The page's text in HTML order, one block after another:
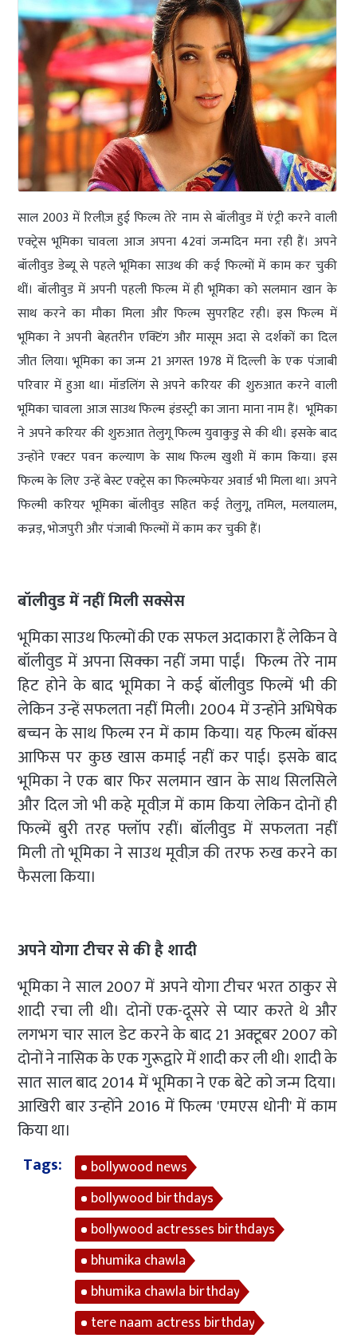
साल 2003 में रिलीज़ हुई फिल्म तेरे नाम से बॉलीवुड में एंट्री करने वाली
एक्ट्रेस भूमिका चावला आज अपना 42वां जन्मदिन मना रही हैं। अपने
बॉलीवुड डेब्यू से पहले भूमिका साउथ की कई फिल्मों में काम कर चुकी
थीं। बॉलीवुड में अपनी पहली फिल्म में ही भूमिका को सलमान खान के
साथ करने का मौका मिला और फिल्म सुपरहिट रही। इस फिल्म में
भूमिका ने अपनी बेहतरीन एक्टिंग और मासूम अदा से दर्शकों का दिल
जीत लिया। भूमिका का जन्म 21 अगस्त 1978 में दिल्ली के एक पंजाबी
परिवार में हुआ था। मॉडलिंग से अपने करियर की शुरुआत करने वाली
भूमिका चावला आज साउथ फिल्म इंडस्ट्री का जाना माना नाम हैं। भूमिका
ने अपने करियर की शुरुआत तेलुगू फिल्म युवाकुडु से की थी। इसके बाद
उन्होंने एक्टर पवन कल्याण के साथ फिल्म खुशी में काम क‍िया। इस
फिल्म के लिए उन्हें बेस्ट एक्ट्रेस का फिल्मफेयर अवार्ड भी मिला था। अपने
फिल्मी करियर भूमिका बॉलीवुड सहित कई तेलुगू, तमिल, मलयालम,
कन्नड़, भोजपुरी और पंजाबी फिल्मों में काम कर चुकी हैं।
बॉलीवुड में नहीं मिली सक्सेस
भूमिका साउथ फिल्मों की एक सफल अदाकारा हैं लेकिन वे
बॉलीवुड में अपना सिक्का नहीं जमा पाईं। फिल्म तेरे नाम
हिट होने के बाद भूमिका ने कई बॉलीवुड फिल्में भी की
लेकिन उन्हें सफलता नहीं मिली। 2004 में उन्होंने अभिषेक
बच्चन के साथ फिल्म रन में काम किया। यह फिल्म बॉक्स
आफिस पर कुछ खास कमाई नहीं कर पाई। इसके बाद
भूमिका ने एक बार फिर सलमान खान के साथ सिलसिले
और दिल जो भी कहे मूवीज़ में काम किया लेकिन दोनों ही
फिल्में बुरी तरह फ्लॉप रहीं। बॉलीवुड में सफलता नहीं
मिली तो भूमिका ने साउथ मूवीज़ की तरफ रुख करने का
फैसला किया।
अपने योगा टीचर से की है शादी
भूमिका ने साल 2007 में अपने योगा टीचर भरत ठाकुर से
शादी रचा ली थी। दोनों एक-दूसरे से प्यार करते थे और
लगभग चार साल डेट करने के बाद 21 अक्टूबर 2007 को
दोनों ने नासिक के एक गुरूद्वारे में शादी कर ली थी। शादी के
सात साल बाद 2014 में भूमिका ने एक बेटे को जन्म दिया।
आखिरी बार उन्होंने 2016 में फिल्म 'एमएस धोनी' में काम
किया था।
Tags:
bollywood news
bollywood birthdays
bollywood actresses birthdays
bhumika chawla
bhumika chawla birthday
tere naam actress birthday